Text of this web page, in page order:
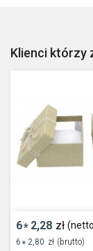
Klienci którzy
6* 2,28 zł
6 * 2,80 zł (brutto)